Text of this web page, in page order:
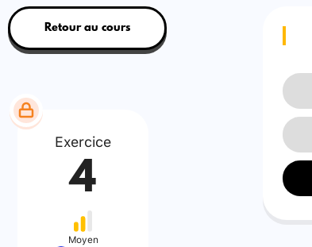
Retour au cours
Exercice
4
Moyen